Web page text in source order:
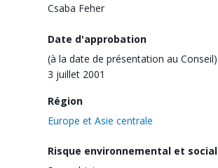
Csaba Feher
Date d'approbation
(à la date de présentation au Conseil)
3 juillet 2001
Région
Europe et Asie centrale
Risque environnemental et social